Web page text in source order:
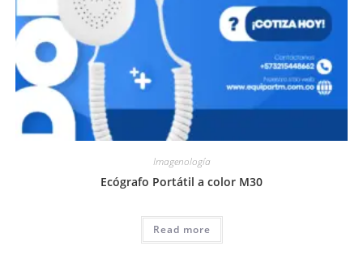
Imagenología
Ecógrafo Portátil a color M30
Read more